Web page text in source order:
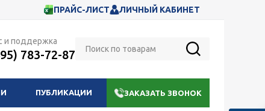
ПРАЙС-ЛИСТ ЛИЧНЫЙ КАБИНЕТ
и поддержка
783-72-87
ПУБЛИКАЦИИ ЗАКАЗАТЬ ЗВОНОК